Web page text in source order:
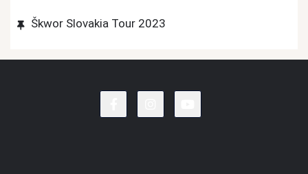
Škwor Slovakia Tour 2023